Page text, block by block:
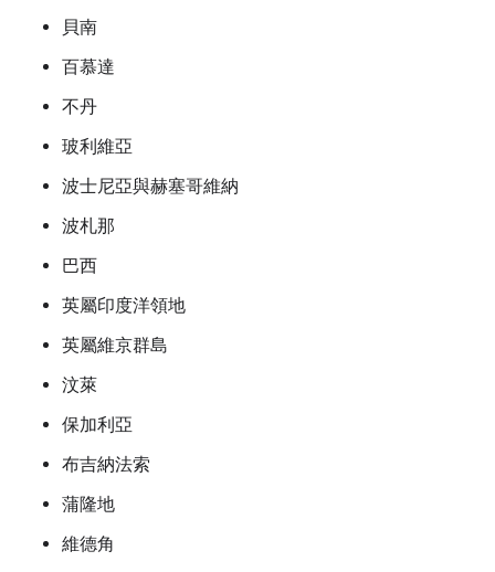
貝南
百慕達
不丹
玻利維亞
波士尼亞與赫塞哥維納
波札那
巴西
英屬印度洋領地
英屬維京群島
汶萊
保加利亞
布吉納法索
蒲隆地
維德角